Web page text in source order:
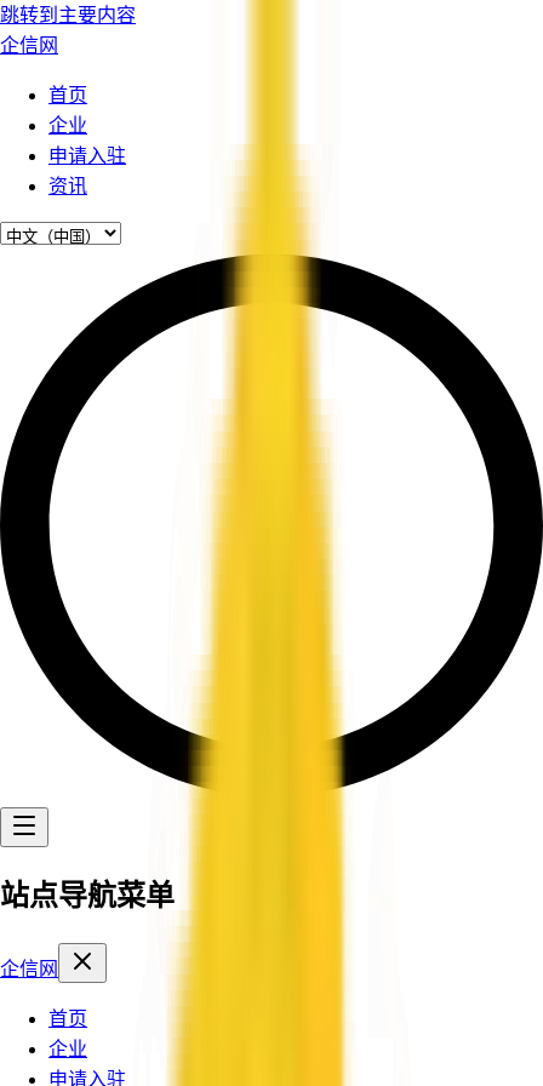
跳转到主要内容
企信网
首页
企业
申请入驻
资讯
站点导航菜单
企信网
首页
企业
申请入驻